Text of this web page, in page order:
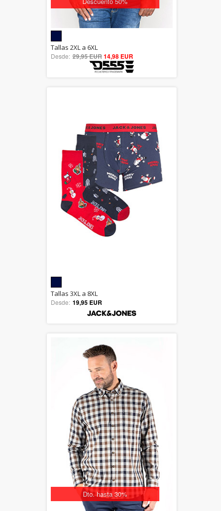
5.00
out of 5
Tallas 2XL a 6XL
Desde: 29,95 EUR14,98 EUR
5.00
out of 5
Tallas 3XL a 8XL
Desde: 19,95 EUR
Dto. hasta 30%